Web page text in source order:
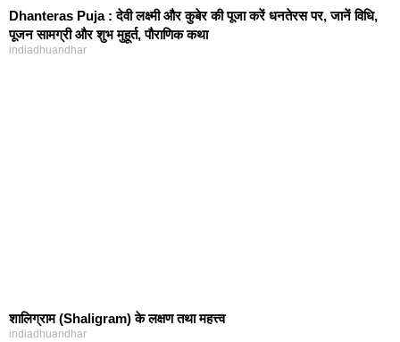
Dhanteras Puja : देवी लक्ष्मी और कुबेर की पूजा करें धनतेरस पर, जानें विधि,
पूजन सामग्री और शुभ मुहूर्त, पौराणिक कथा
indiadhuandhar
शालिग्राम (Shaligram) के लक्षण तथा महत्त्व
indiadhuandhar